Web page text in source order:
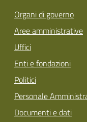
Organi di governo
Aree amministrative
Uffici
Enti e fondazioni
Politici
Personale
Documenti e dati